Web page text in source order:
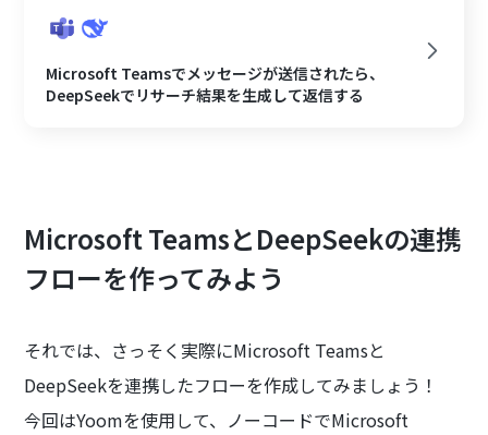
Microsoft Teamsでメッセージが送信されたら、
DeepSeekでリサーチ結果を生成して返信する
Microsoft TeamsとDeepSeekの連携
フローを作ってみよう
それでは、さっそく実際にMicrosoft Teamsと
DeepSeekを連携したフローを作成してみましょう！
今回はYoomを使用して、ノーコードでMicrosoft